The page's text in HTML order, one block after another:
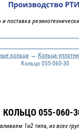
и поставка
кольца → Кольца
Кольцо 055-060-30
КОЛЬЦО 055-060-
1и2 типа, из всех